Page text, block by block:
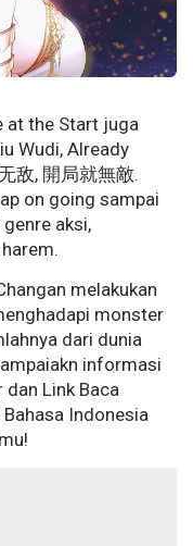
at the Start juga
Wudi, Already
敌, 開局就無敵.
on going sampai
aksi,
melakukan
monster
dari dunia
informasi
Link Baca
Indonesia